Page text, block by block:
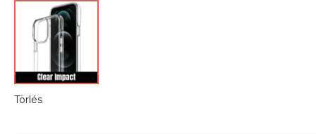
Törlés